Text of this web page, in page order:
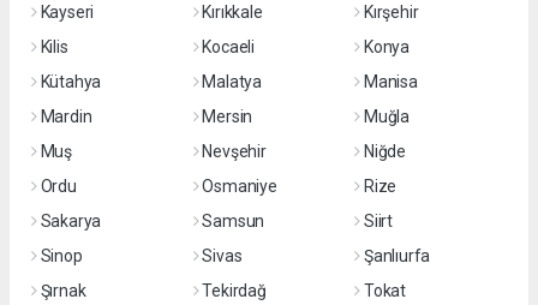
Kayseri
Kırıkkale
Kırşehir
Kilis
Kocaeli
Konya
Kütahya
Malatya
Manisa
Mardin
Mersin
Muğla
Muş
Nevşehir
Niğde
Ordu
Osmaniye
Rize
Sakarya
Samsun
Siirt
Sinop
Sivas
Şanlıurfa
Şırnak
Tekirdağ
Tokat